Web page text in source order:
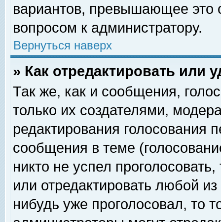
вариантов, превышающее это
вопросом к администратору.
Вернуться наверх
» Как отредактировать или
Так же, как и сообщения,
только их создателями,
редактирования голосования
сообщения в теме
никто не успел
или отредактировать любой
нибудь уже проголосовал, то